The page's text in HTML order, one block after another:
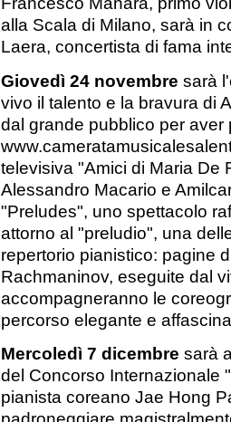
alla Scala di Milano, sarà in
Laera, concertista di fama
Giovedì 24 novembre sarà
vivo il talento e la bravura di
dal grande pubblico per aver
televisiva "Amici di Maria De
Alessandro Macario e
"Preludes", uno spettacolo
attorno al "preludio", una
repertorio pianistico: pagine
Rachmaninov, eseguite dal
accompagneranno le
percorso elegante e
Mercoledì 7 dicembre sarà
del Concorso Internazionale
pianista coreano Jae Hong